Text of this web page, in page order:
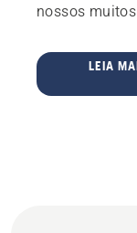
nossos
LEIA